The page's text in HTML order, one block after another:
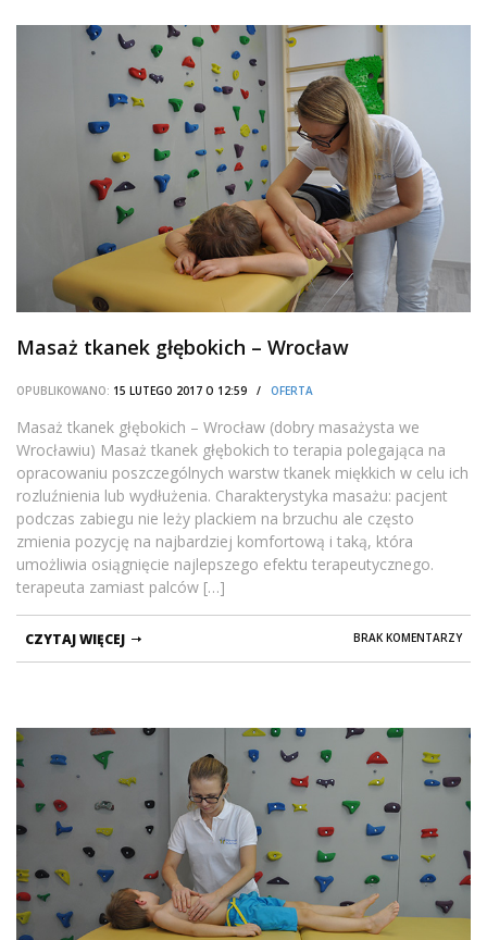
Masaż tkanek głębokich – Wrocław
OPUBLIKOWANO: 15 LUTEGO 2017 O 12:59 / OFERTA
Masaż tkanek głębokich – Wrocław (dobry masażysta we
Wrocławiu) Masaż tkanek głębokich to terapia polegająca na
opracowaniu poszczególnych warstw tkanek miękkich w celu ich
rozluźnienia lub wydłużenia. Charakterystyka masażu: pacjent
podczas zabiegu nie leży plackiem na brzuchu ale często
zmienia pozycję na najbardziej komfortową i taką, która
umożliwia osiągnięcie najlepszego efektu terapeutycznego.
terapeuta zamiast palców […]
BRAK KOMENTARZY
CZYTAJ WIĘCEJ